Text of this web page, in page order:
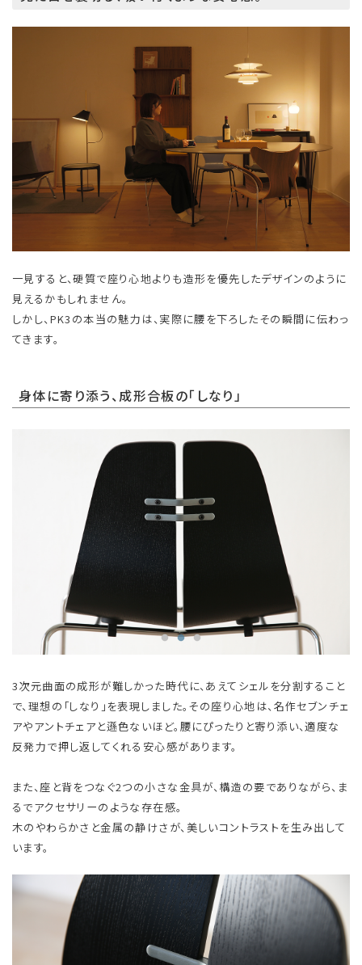
一見すると、硬質で座り心地よりも造形を優先したデザインのように
見えるかもしれません。
しかし、PK3の本当の魅力は、実際に腰を下ろしたその瞬間に伝わっ
てきます。
身体に寄り添う、成形合板の「しなり」
3次元曲面の成形が難しかった時代に、あえてシェルを分割すること
で、理想の「しなり」を表現しました。その座り心地は、名作セブンチェ
アやアントチェアと遜色ないほど。腰にぴったりと寄り添い、適度な
反発力で押し返してくれる安心感があります。
また、座と背をつなぐ2つの小さな金具が、構造の要でありながら、ま
るでアクセサリーのような存在感。
木のやわらかさと金属の静けさが、美しいコントラストを生み出して
います。